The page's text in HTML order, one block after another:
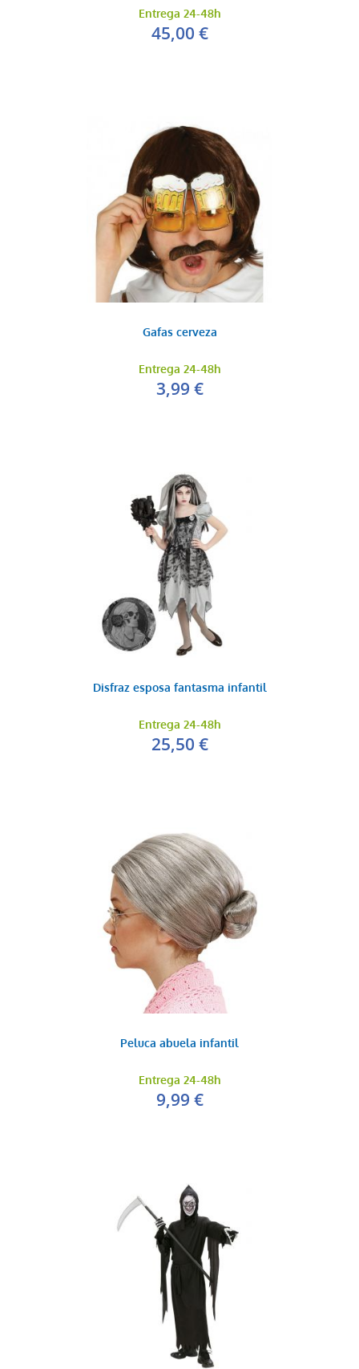
Entrega 24-48h
45,00 €
Gafas cerveza
Entrega 24-48h
3,99 €
Disfraz esposa fantasma infantil
Entrega 24-48h
25,50 €
Peluca abuela infantil
Entrega 24-48h
9,99 €